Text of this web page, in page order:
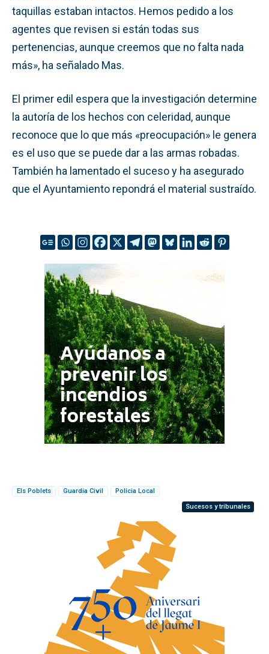
taquillas estaban intactos. Hemos pedido a los
agentes que revisen si están todas sus
pertenencias, aunque creemos que no falta nada
más», ha señalado Mas.
El primer edil espera que la investigación determine
la autoría de los hechos con celeridad, aunque
reconoce que lo que más «preocupación» le genera
es el uso que se puede dar a las armas robadas.
También ha lamentado el suceso y ha asegurado
que el Ayuntamiento repondrá el material sustraído.
Els Poblets Guardia Civil
Policia Local
Sucesos y tribunales